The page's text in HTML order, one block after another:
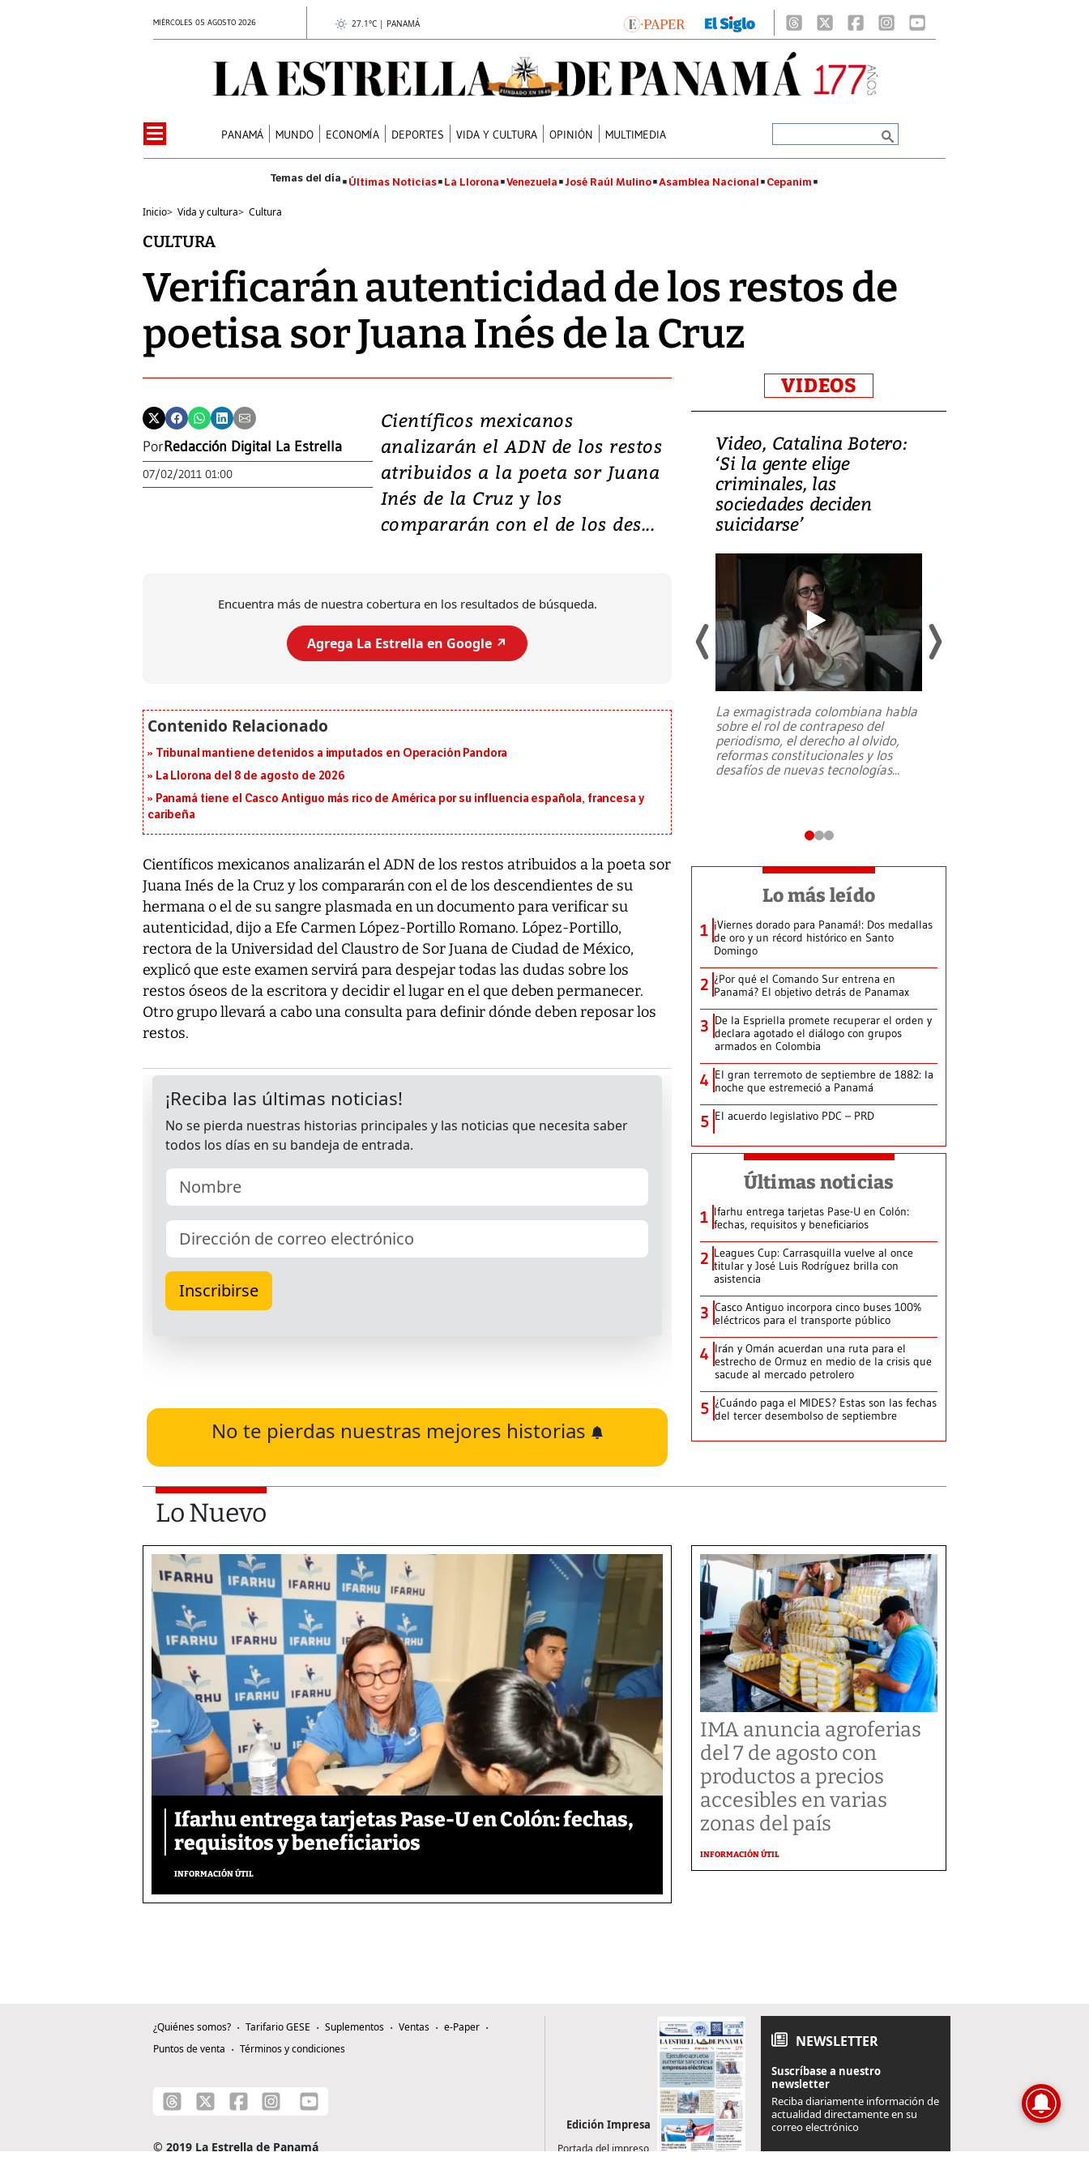
MIÉRCOLES 05 AGOSTO 2026 27.1°C | PANAMÁ
PANAMÁ MUNDO ECONOMÍA DEPORTES VIDA Y CULTURA OPINIÓN MULTIMEDIA
Últimas Noticias La Llorona Venezuela José Raúl Mulino Asamblea Nacional Cepanim
Inicio> Vida y cultura> Cultura
CULTURA
Verificarán autenticidad de los restos de
poetisa sor Juana Inés de la Cruz
PorRedacción Digital La Estrella
07/02/2011 01:00
Científicos mexicanos
analizarán el ADN de los restos
atribuidos a la poeta sor Juana
Inés de la Cruz y los
compararán con el de los des...
Encuentra más de nuestra cobertura en los resultados de búsqueda.
Agrega La Estrella en Google ↗️
Tribunal mantiene detenidos a imputados en Operación Pandora
La Llorona del 8 de agosto de 2026
Panamá tiene el Casco Antiguo más rico de América por su influencia española, francesa y
caribeña
Científicos mexicanos analizarán el ADN de los restos atribuidos a la poeta sor
Juana Inés de la Cruz y los compararán con el de los descendientes de su
hermana o el de su sangre plasmada en un documento para verificar su
autenticidad, dijo a Efe Carmen López-Portillo Romano. López-Portillo,
rectora de la Universidad del Claustro de Sor Juana de Ciudad de México,
explicó que este examen servirá para despejar todas las dudas sobre los
restos óseos de la escritora y decidir el lugar en el que deben permanecer.
Otro grupo llevará a cabo una consulta para definir dónde deben reposar los
restos.
No te pierdas nuestras mejores historias
VIDEOS
Video, Japón: Terremoto
deja heridos y graves
daños en Kumamoto
al sur de Japón, provocando una
Video, Catalina Botero:
‘Si la gente elige
criminales, las
sociedades deciden
suicidarse’
La exmagistrada colombiana habla
sobre el rol de contrapeso del
periodismo, el derecho al olvido,
reformas constitucionales y los
desafíos de nuevas tecnologías...
Lo más leído
1 ¡Viernes dorado para Panamá!: Dos medallas
de oro y un récord histórico en Santo
Domingo
2 ¿Por qué el Comando Sur entrena en
Panamá? El objetivo detrás de Panamax
3 De la Espriella promete recuperar el orden y
declara agotado el diálogo con grupos
armados en Colombia
4 El gran terremoto de septiembre de 1882: la
noche que estremeció a Panamá
5 El acuerdo legislativo PDC – PRD
Últimas noticias
1 Ifarhu entrega tarjetas Pase-U en Colón:
fechas, requisitos y beneficiarios
2 Leagues Cup: Carrasquilla vuelve al once
titular y José Luis Rodríguez brilla con
asistencia
3 Casco Antiguo incorpora cinco buses 100%
eléctricos para el transporte público
4 Irán y Omán acuerdan una ruta para el
estrecho de Ormuz en medio de la crisis que
sacude al mercado petrolero
5 ¿Cuándo paga el MIDES? Estas son las fechas
del tercer desembolso de septiembre
Lo Nuevo
Ifarhu entrega tarjetas Pase-U en Colón: fechas,
requisitos y beneficiarios
INFORMACIÓN ÚTIL
IMA anuncia agroferias
del 7 de agosto con
productos a precios
accesibles en varias
zonas del país
INFORMACIÓN ÚTIL
¿Quiénes somos? Tarifario GESE Suplementos Ventas
e-Paper
Puntos de venta
Términos y condiciones
© 2019 La Estrella de Panamá
Edición Impresa
Portada del impreso
NEWSLETTER
Suscríbase a nuestro
newsletter
Reciba diariamente información de
actualidad directamente en su
correo electrónico